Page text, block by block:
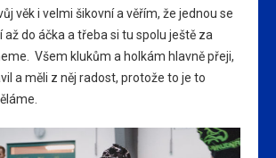
věk i velmi šikovní a věřím, že jednou se
až do áčka a třeba si tu spolu ještě za
Všem klukům a holkám hlavně přeji,
a měli z něj radost, protože to je to